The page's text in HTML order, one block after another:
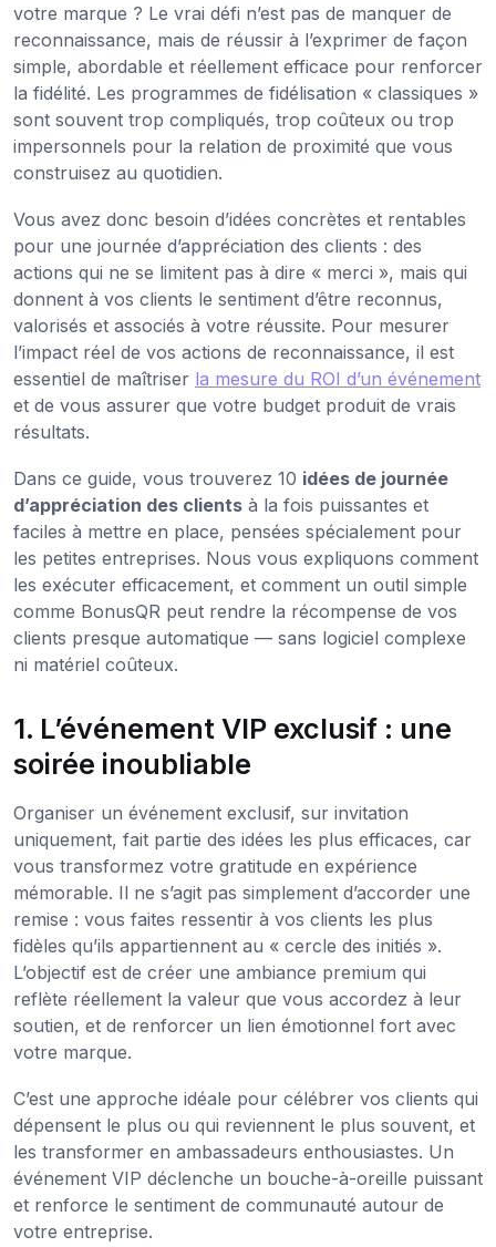
votre marque ? Le vrai défi n’est pas de manquer de
reconnaissance, mais de réussir à l’exprimer de façon
simple, abordable et réellement efficace pour renforcer
la fidélité. Les programmes de fidélisation « classiques »
sont souvent trop compliqués, trop coûteux ou trop
impersonnels pour la relation de proximité que vous
construisez au quotidien.
Vous avez donc besoin d’idées concrètes et rentables
pour une journée d’appréciation des clients : des
actions qui ne se limitent pas à dire « merci », mais qui
donnent à vos clients le sentiment d’être reconnus,
valorisés et associés à votre réussite. Pour mesurer
l’impact réel de vos actions de reconnaissance, il est
essentiel de maîtriser la mesure du ROI d’un événement
et de vous assurer que votre budget produit de vrais
résultats.
Dans ce guide, vous trouverez 10 idées de journée
d’appréciation des clients à la fois puissantes et
faciles à mettre en place, pensées spécialement pour
les petites entreprises. Nous vous expliquons comment
les exécuter efficacement, et comment un outil simple
comme BonusQR peut rendre la récompense de vos
clients presque automatique — sans logiciel complexe
ni matériel coûteux.
1. L’événement VIP exclusif : une
soirée inoubliable
Organiser un événement exclusif, sur invitation
uniquement, fait partie des idées les plus efficaces, car
vous transformez votre gratitude en expérience
mémorable. Il ne s’agit pas simplement d’accorder une
remise : vous faites ressentir à vos clients les plus
fidèles qu’ils appartiennent au « cercle des initiés ».
L’objectif est de créer une ambiance premium qui
reflète réellement la valeur que vous accordez à leur
soutien, et de renforcer un lien émotionnel fort avec
votre marque.
C’est une approche idéale pour célébrer vos clients qui
dépensent le plus ou qui reviennent le plus souvent, et
les transformer en ambassadeurs enthousiastes. Un
événement VIP déclenche un bouche-à-oreille puissant
et renforce le sentiment de communauté autour de
votre entreprise.